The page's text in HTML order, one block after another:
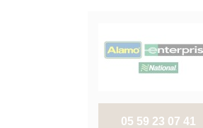
05 59 23 07 41